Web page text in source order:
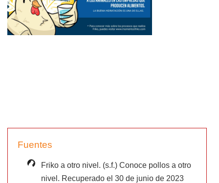
Fuentes
Friko a otro nivel. (s.f.) Conoce pollos a otro
nivel. Recuperado el 30 de junio de 2023